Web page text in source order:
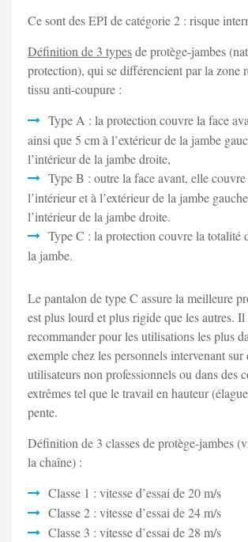
Ce sont des EPI de catégorie 2 : risque
Définition de 3 typesde protège-jambes
protection), qui se différencient par la zone
tissu anti-coupure :
Type A : la protection couvre la face
ainsi que 5 cm à l’extérieur de la jambe
l’intérieur de la jambe droite,
Type B : outre la face avant, elle
l’intérieur et à l’extérieur de la jambe
l’intérieur de la jambe droite.
Type C : la protection couvre la totalité
la jambe.
Le pantalon de type C assure la meilleure
est plus lourd et plus rigide que les autres. Il
recommander pour les utilisations les plus
exemple chez les personnels intervenant sur
utilisateurs non professionnels ou dans des
extrêmes tel que le travail en hauteur
pente.
Définition de 3 classes de protège-jambes
la chaîne) :
Classe 1 : vitesse d’essai de 20 m/s
Classe 2 : vitesse d’essai de 24 m/s
Classe 3 : vitesse d’essai de 28 m/s